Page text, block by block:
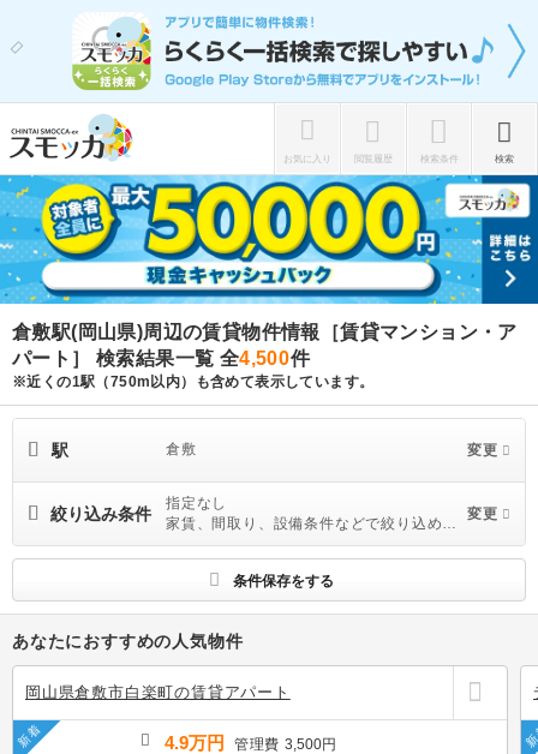
お気に入り 閲覧履歴 検索条件 検索
倉敷駅(岡山県)周辺の賃貸物件情報［賃貸マンション・ア
パート］ 検索結果一覧 全4,500件
※近くの1駅（750m以内）も含めて表示しています。
駅 倉敷 変更
絞り込み条件
指定なし
家賃、間取り、設備条件などで絞り込めま
す
変更
条件保存をする
あなたにおすすめの人気物件
岡山県倉敷市白楽町の賃貸アパート
新着 4.9万円 管理費3,500円